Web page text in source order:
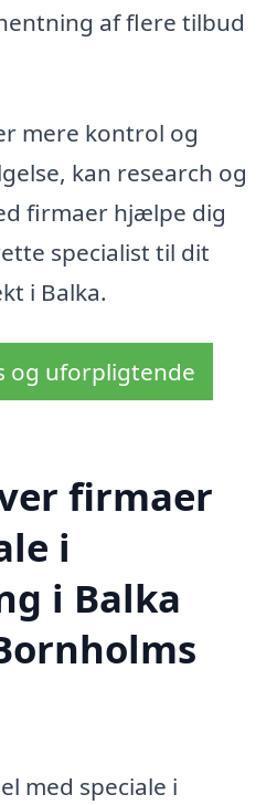
af flere tilbud
mere kontrol og
kan research og
firmaer hjælpe dig
specialist til dit
i Balka.
og uforpligtende
firmaer
i
i Balka
med speciale i